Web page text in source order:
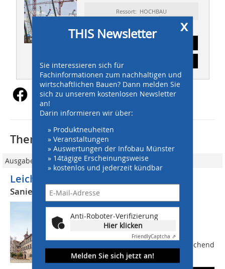
Ressort: HOCHBAU
Inhaltsverzeichnis
x
THIS Newsletter
Sie interessieren sich für
Fachinformationen zum nachhaltigen und
wirtschaftlichen Bauen? Dann melden Sie
sich zu unserem kostenlosen Newsletter
an!
Darin informieren wir über:
» Produktneuheiten
» Veranstaltungen
» Auswertungen der Infobau Münster
» 14tägige Erscheinungsweise
» kostenlos und jederzeit kündbar
Anti-Roboter-Verifizierung
Hier klicken
FriendlyCaptcha ⇗
Melden Sie sich jetzt an!
Thematisch passende Artikel:
Ausgabe 5/2026
Leichtbeton für den Denkmalschutz
Sanierung Herrenschießhaus Nürnberg
Es ist ein außergewöhnliches
Gebäudeensemble, das Nürnberger
Herrenschießhaus mit seinem 1441
errichteten Fachwerkstrakt und dem
Renaissancebau von 1582/83. Entsprechend
komplex gestalteten sich...